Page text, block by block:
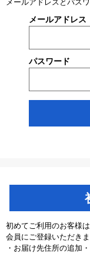
メールアドレスとパス
メールアドレス
パスワード
初めてご利用のお客様
会員にご登録いただき
・お届け先住所の追加